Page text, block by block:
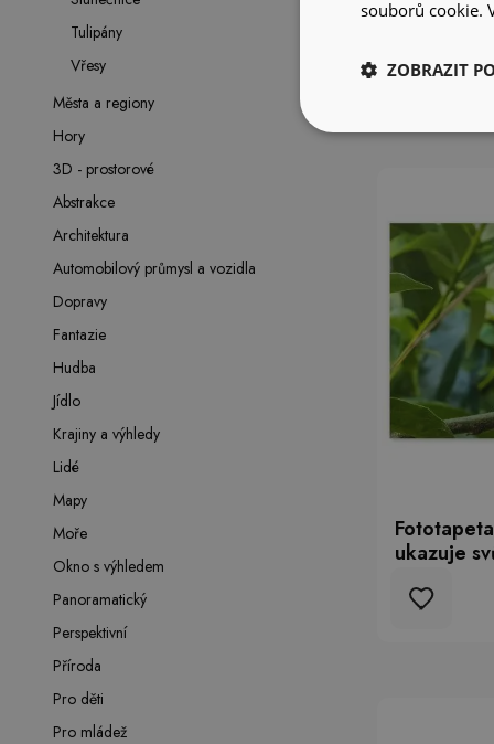
Tulipány
Vřesy
Města a regiony
Hory
3D - prostorové
Abstrakce
Architektura
Automobilový průmysl a vozidla
Dopravy
Fantazie
Hudba
Jídlo
Krajiny a výhledy
Lidé
Mapy
Moře
Okno s výhledem
Panoramatický
Perspektivní
Příroda
Pro děti
Pro mládež
tráva
ukazuje
souborů cookie.
ZOBRAZIT